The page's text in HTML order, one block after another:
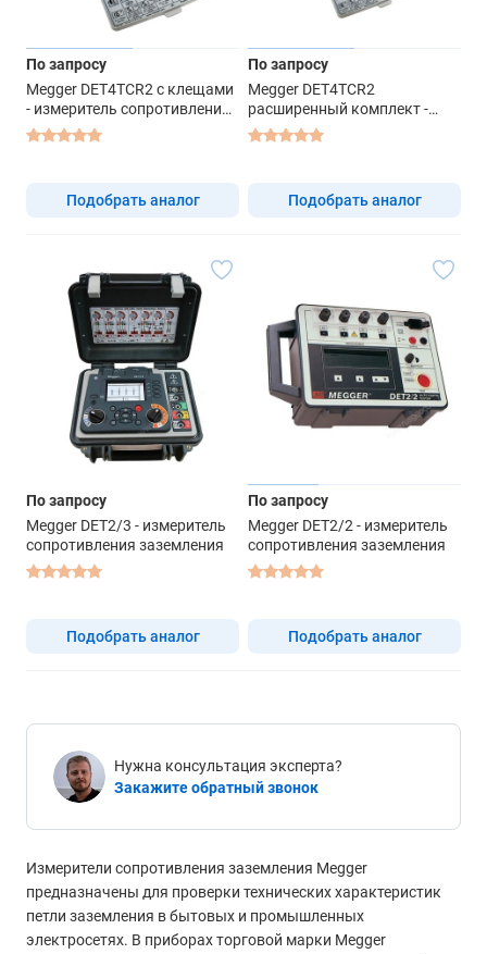
По запросу
Megger DET4TCR2 с клещами
- измеритель сопротивления
заземления
Подобрать аналог
По запросу
Megger DET4TCR2
расширенный комплект -
измеритель сопротивления
заземления
Подобрать аналог
По запросу
Megger DET2/3 - измеритель
сопротивления заземления
Подобрать аналог
По запросу
Megger DET2/2 - измеритель
сопротивления заземления
Подобрать аналог
Нужна консультация эксперта?
Закажите обратный звонок
Измерители сопротивления заземления Megger
предназначены для проверки технических характеристик
петли заземления в бытовых и промышленных
электросетях. В приборах торговой марки Megger